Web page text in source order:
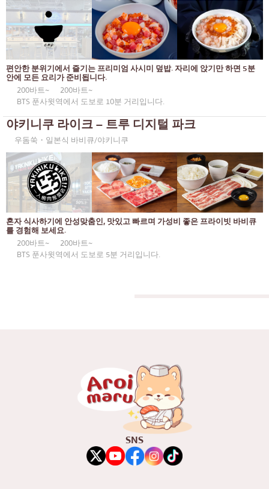
사시미/해산물
일본식 서양 음식
구운 장어
일본식 주먹밥
게
오코노미야키/덴푸라
돈(덮밥)
뷔페
미쉐린
스테이크
꼬치에 꽂은 튀긴 음식
일본식 냄비 요리
벤또/일본 음식 배달 서비스
라마 9세
라차다
프라 카농
플론칫
치들롬
방나
많은
우돔숙
스리라차
아이콘시암
센트럴 월드
논타부리
편안한 분위기에서 즐기는 프리미엄 사시미 덮밥. 자리에 앉기만 하면 5분
안에 모든 요리가 준비됩니다.
200바트~
200바트~
BTS 푼사윗역에서 도보로 10분 거리입니다.
야키니쿠 라이크 – 트루 디지털 파크
우돔쑥・일본식 바비큐/야키니쿠
혼자 식사하기에 안성맞춤인, 맛있고 빠르며 가성비 좋은 프라이빗 바비큐
를 경험해 보세요.
200바트~
200바트~
BTS 푼사윗역에서 도보로 5분 거리입니다.
SNS